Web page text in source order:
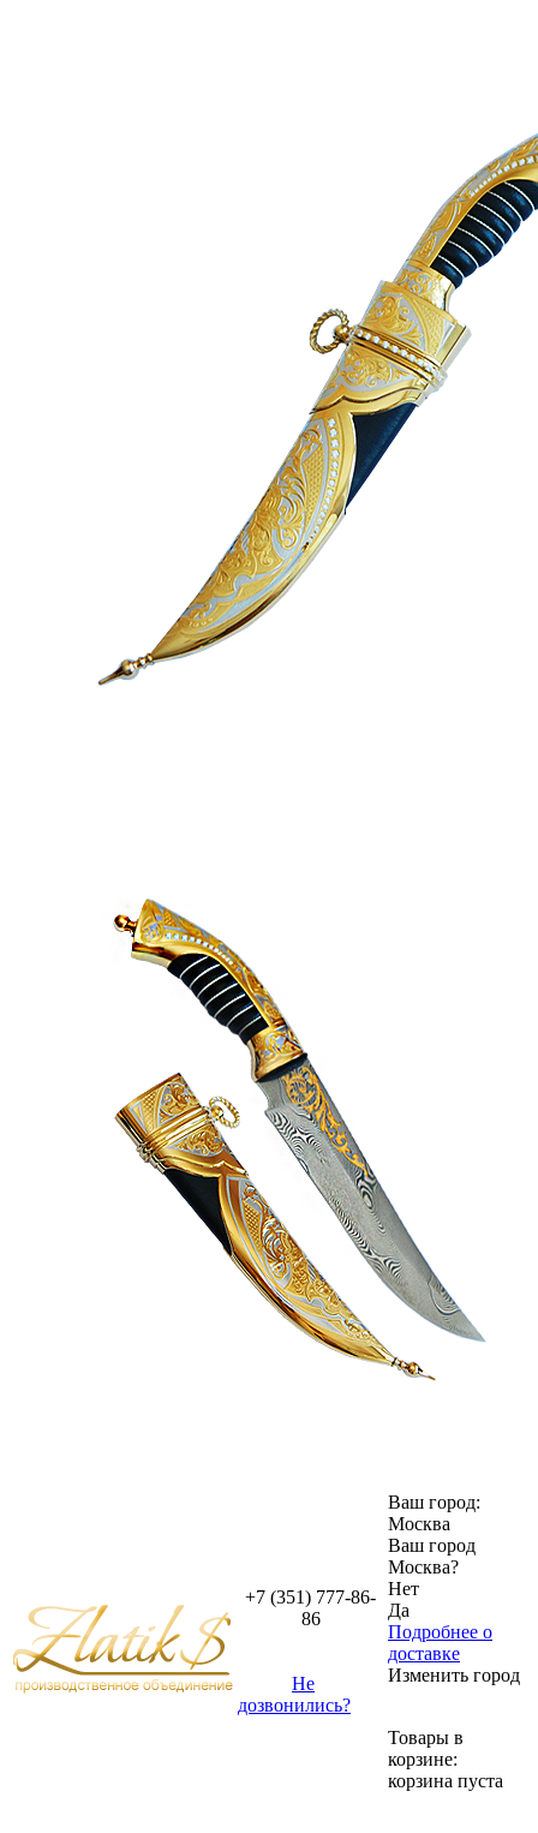
+7 (351) 777-86-
86
Не
дозвонились?
Ваш город:
Москва
Ваш город
Москва?
Нет
Да
Подробнее о
доставке
Изменить город
Товары в
корзине:
корзина пуста